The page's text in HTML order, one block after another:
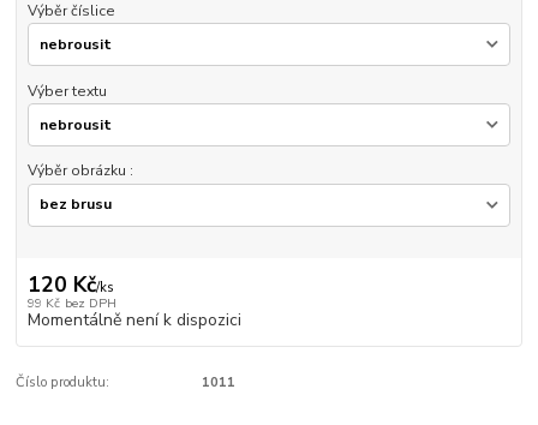
Výběr číslice
Výber textu
Výběr obrázku :
120 Kč/ks
99 Kč bez DPH
Momentálně není k dispozici
Číslo produktu: 1011